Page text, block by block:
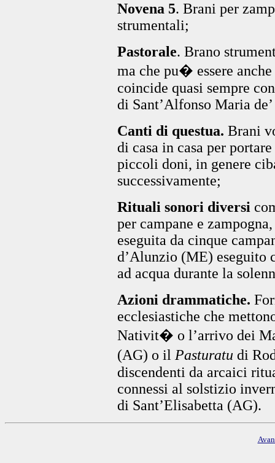
Novena 5. Brani per
strumentali;
Pastorale. Brano
ma che pu� essere
coincide quasi sempre
di Sant’Alfonso Maria
Canti di questua. Brani
di casa in casa per
piccoli doni, in genere
successivamente;
Rituali sonori diversi
per campane e
eseguita da cinque
d’Alunzio (ME) eseguito
ad acqua durante la
Azioni drammatiche.
ecclesiastiche che
Nativit� o l’arrivo dei
(AG) o il Pasturatu di
discendenti da arcaici
connessi al solstizio
di Sant’Elisabetta (AG).